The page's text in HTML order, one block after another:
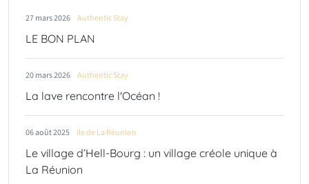
27 mars 2026 Authentic Stay
LE BON PLAN
20 mars 2026 Authentic Stay
La lave rencontre l'Océan !
06 août 2025 Ile de La Réunion
Le village d’Hell‑Bourg : un village créole unique à
La Réunion